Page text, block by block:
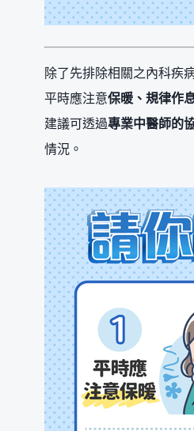
除了先排除相關之內科疾
平時應注意保暖、規律作
建議可透過專業中醫師的
情況。